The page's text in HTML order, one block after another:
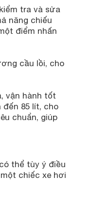
tra và sửa
năng chiếu
điểm nhấn
cầu lồi, cho
vận hành tốt
85 lít, cho
chuẩn, giúp
thể tùy ý điều
chiếc xe hơi